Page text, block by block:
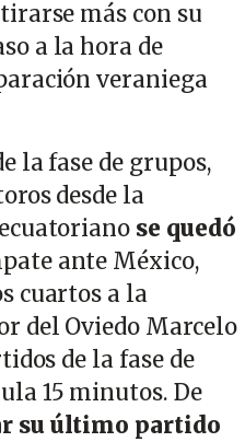
más con su
a la hora de
veraniega
la fase de grupos,
desde la
se quedó
ante México,
cuartos a la
del Oviedo Marcelo
de la fase de
15 minutos. De
su último partido